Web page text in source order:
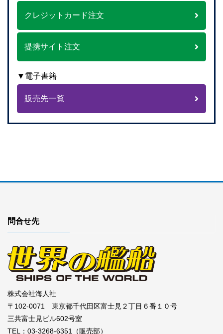
クレジットカード注文
提携サイト注文
▼電子書籍
販売先一覧
問合せ先
株式会社海人社
〒102-0071 東京都千代田区富士見２丁目６番１０号
三共富士見ビル602号室
TEL：03-3268-6351（販売部）